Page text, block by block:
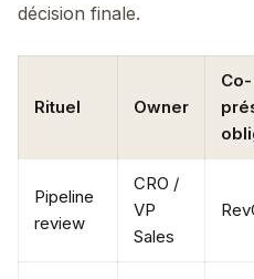
décision finale.
Rituel Owner
Co-
Pipeline
review
CRO /
VP
Sales